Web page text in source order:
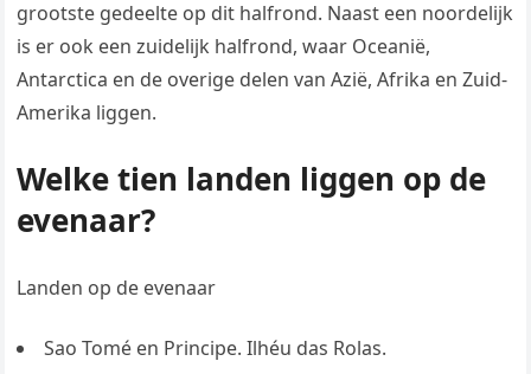
grootste gedeelte op dit halfrond. Naast een noordelijk
is er ook een zuidelijk halfrond, waar Oceanië,
Antarctica en de overige delen van Azië, Afrika en Zuid-
Amerika liggen.
Welke tien landen liggen op de
evenaar?
Landen op de evenaar
Sao Tomé en Principe. Ilhéu das Rolas.